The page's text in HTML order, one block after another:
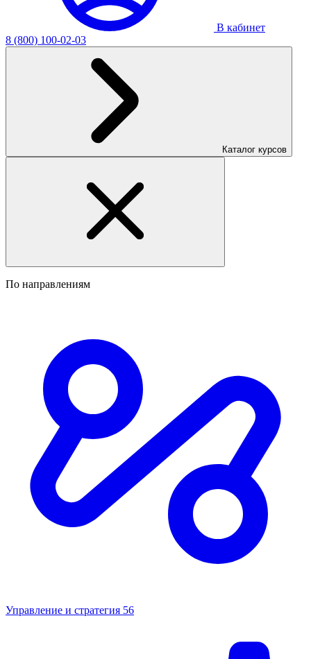
В кабинет
8 (800) 100-02-03
Каталог курсов
По направлениям
Управление и стратегия 56